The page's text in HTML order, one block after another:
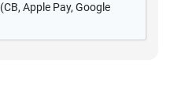
(CB, Apple Pay, Google